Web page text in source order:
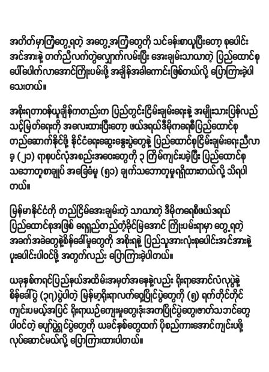
အတိတ်မှာကြုံတွေ့ရတဲ့ အတွေ့အကြုံတွေကို သင်ခန်းစာယူပြီးတော့ စုပေါင်း
အင်အားနဲ့ တက်ညီလက်တွဲလျှောက်လမ်းပြီး အေးချမ်းသာယာတဲ့ ပြည်ထောင်စု
ပေါ်ပေါက်လာအောင်ကြိုးပမ်းဖို့ အချိန်အခါကောင်းဖြစ်တယ်လို့ ပြောကြားခဲ့ပါ
သေးတယ်။
အစိုးရတာဝန်ယူချိန်ကတည်းက ပြည်တွင်းငြိမ်းချမ်းရေးနဲ့ အမျိုးသားပြန်လည်
သင့်မြတ်ရေးကို အလေးထားပြီးတော့ ဖယ်ဒရယ်ဒီမိုကရေစီပြည်ထောင်စု
တည်ဆောက်နိုင်ဖို့ နိုင်ငံရေးဆွေးနွေးပွဲတွေနဲ့ ပြည်ထောင်စုငြိမ်းချမ်းရေးညီလာ
ခ့ (၂၁) ရာစုပင်လုံအစည်းအဝေးတွေကို ၃ ကြိမ်ကျင်းပခဲ့ပြီး ပြည်ထောင်စု
သဘောတူစာချုပ် အခြေခံမူ (၅၁) ချက်သဘောတူမှုရရှိထားတယ်လို့ သိရပါ
တယ်။
မြန်မာနိုင်ငံကို တည်ငြိမ်အေးချမ်းတဲ့ သာယာတဲ့ ဒီမိုကရေစီဖယ်ဒရယ်
ပြည်ထောင်စုအဖြစ် ရေရှည်တည်တံ့ခိုင်မြဲအောင် ကြိုးပမ်းရာမှာ တွေ့ရတဲ့
အခက်အခဲတွေနဲ့စိန်ခေါ်မှုတွေကို အစိုးရနဲ့ ပြည်သူအားလုံးစုပေါင်းအင်အားနဲ့
ပူးပေါင်းပါဝင်ဖို့ အတွက်လည်း ပြောကြားခဲ့ပါတယ်။
ယခုနှစ်ကရင်ပြည်နယ်အထိမ်းအမှတ်အနေနဲ့လည်း ရိုးရာအောင်လံလုပွဲနဲ့
စိန်ခေါ်ပွဲ (၃၇)ပွဲပါတဲ့ မြန်မာ့ရိုးရာလက်ဝှေ့ပြိုင်ပွဲတွေကို (၅) ရက်တိုင်တိုင်
ကျင်းပမယ့်အပြင် ရိုးရာယဉ်ကျေးမှုတွေ၊ဒုံးအကပြိုင်ပွဲတွေ၊ဇာတ်သဘင်တွေ
ပါဝင်တဲ့ ပျော်ပွဲရွှင်ပွဲတွေကို ယခင်နှစ်တွေထက် ပိုစည်ကားအောင်ကျင်းပဖို့
လုပ်ဆောင်မယ်လို့ ပြောကြားထားပါတယ်။